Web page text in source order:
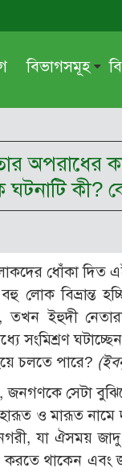
বিভাগসমূহ
দরসে কুরআন
দরসে হাদীছ
সাময়িক প্রসঙ্গ
সময়ের ভাবনা
মহিলা অঙ্গন
আরও
ঘটনাটি
ধোঁকা দিত
লোক বিভ্রান্ত
ইহুদী নেতারা
সংমিশ্রণ
চলতে পারে?
সেটা
ও মারূত নামে
যা ঐসময় জাদু
করতে থাকেন